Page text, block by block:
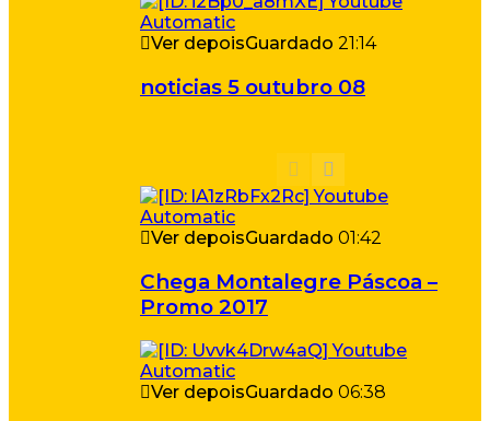
Ver depoisGuardado 21:14
noticias 5 outubro 08
Ver depoisGuardado 01:42
Chega Montalegre Páscoa –
Promo 2017
Ver depoisGuardado 06:38